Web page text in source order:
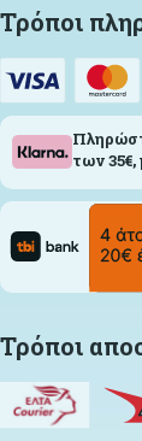
Τρόποι
των
Τρόποι